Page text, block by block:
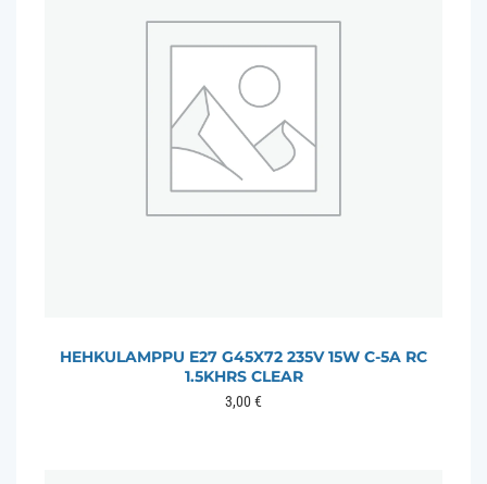
HEHKULAMPPU E27 G45X72 235V 15W C-5A RC
1.5KHRS CLEAR
3,00€